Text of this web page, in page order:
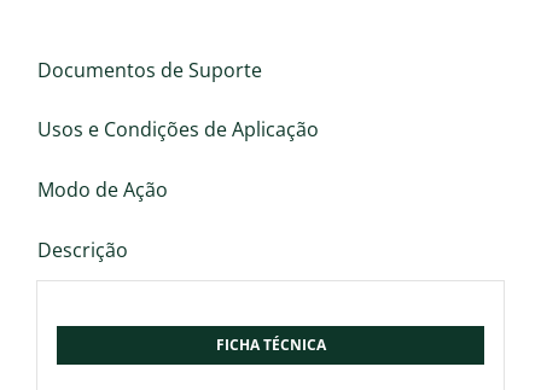
Documentos de Suporte
Usos e Condições de Aplicação
Modo de Ação
Descrição
FICHA TÉCNICA